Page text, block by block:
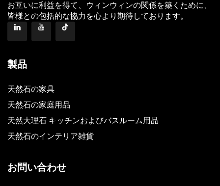
お互いに利益を得て、ウィンウィンの関係を築くために、
皆様との包括的な協力を心より期待しております。
製品
天然石の家具
天然石の家庭用品
天然大理石 キッチンおよびバスルーム用品
天然石のインテリア雑貨
お問い合わせ